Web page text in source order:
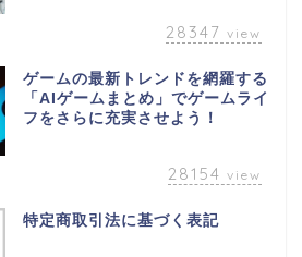
28347 view
ゲームの最新トレンドを網羅する
「AIゲームまとめ」でゲームライ
フをさらに充実させよう！
28154 view
特定商取引法に基づく表記